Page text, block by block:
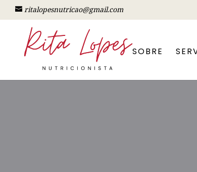
ritalopesnutricao@gmail.com
SOBRE